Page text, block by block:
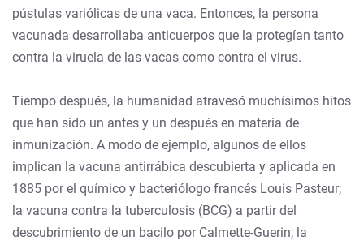
pústulas variólicas de una vaca. Entonces, la persona
vacunada desarrollaba anticuerpos que la protegían tanto
contra la viruela de las vacas como contra el virus.
Tiempo después, la humanidad atravesó muchísimos hitos
que han sido un antes y un después en materia de
inmunización. A modo de ejemplo, algunos de ellos
implican la vacuna antirrábica descubierta y aplicada en
1885 por el químico y bacteriólogo francés Louis Pasteur;
la vacuna contra la tuberculosis (BCG) a partir del
descubrimiento de un bacilo por Calmette-Guerin; la